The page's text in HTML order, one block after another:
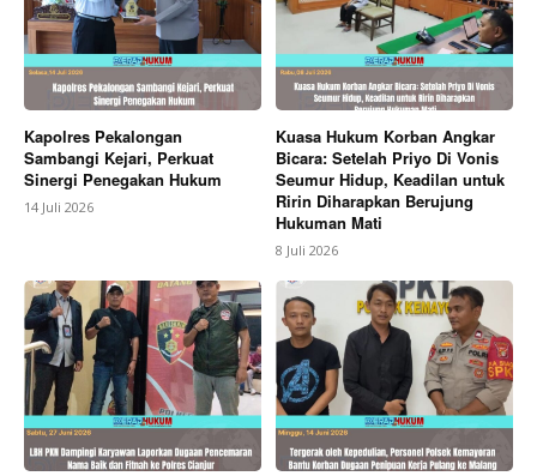
Kapolres Pekalongan
Sambangi Kejari, Perkuat
Sinergi Penegakan Hukum
14 Juli 2026
Kuasa Hukum Korban Angkar
Bicara: Setelah Priyo Di Vonis
Seumur Hidup, Keadilan untuk
Ririn Diharapkan Berujung
Hukuman Mati
8 Juli 2026